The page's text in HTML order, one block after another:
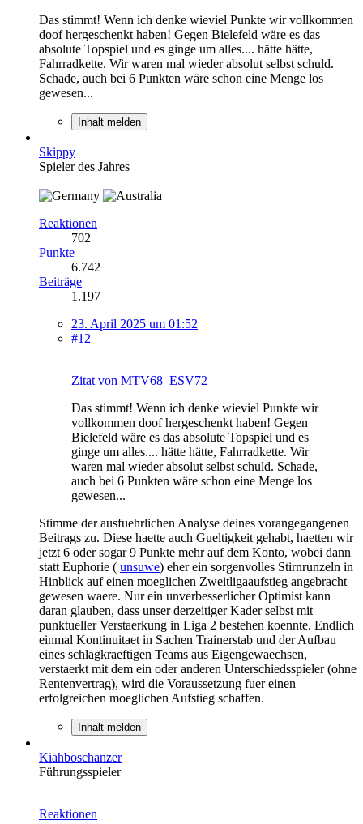
Das stimmt! Wenn ich denke wieviel Punkte wir vollkommen
doof hergeschenkt haben! Gegen Bielefeld wäre es das
absolute Topspiel und es ginge um alles.... hätte hätte,
Fahrradkette. Wir waren mal wieder absolut selbst schuld.
Schade, auch bei 6 Punkten wäre schon eine Menge los
gewesen...
Inhalt melden
Skippy
Spieler des Jahres
Reaktionen
702
Punkte
6.742
Beiträge
1.197
23. April 2025 um 01:52
#12
Zitat von MTV68_ESV72
Das stimmt! Wenn ich denke wieviel Punkte wir
vollkommen doof hergeschenkt haben! Gegen
Bielefeld wäre es das absolute Topspiel und es
ginge um alles.... hätte hätte, Fahrradkette. Wir
waren mal wieder absolut selbst schuld. Schade,
auch bei 6 Punkten wäre schon eine Menge los
gewesen...
Stimme der ausfuehrlichen Analyse deines vorangegangenen
Beitrags zu. Diese haette auch Gueltigkeit gehabt, haetten wir
jetzt 6 oder sogar 9 Punkte mehr auf dem Konto, wobei dann
statt Euphorie ( unsuwe) eher ein sorgenvolles Stirnrunzeln in
Hinblick auf einen moeglichen Zweitligaaufstieg angebracht
gewesen waere. Nur ein unverbesserlicher Optimist kann
daran glauben, dass unser derzeitiger Kader selbst mit
punktueller Verstaerkung in Liga 2 bestehen koennte. Endlich
einmal Kontinuitaet in Sachen Trainerstab und der Aufbau
eines schlagkraeftigen Teams aus Eigengewaechsen,
verstaerkt mit dem ein oder anderen Unterschiedsspieler (ohne
Rentenvertrag), wird die Voraussetzung fuer einen
erfolgreichen moeglichen Aufstieg schaffen.
Inhalt melden
Kiahboschanzer
Führungsspieler
Reaktionen